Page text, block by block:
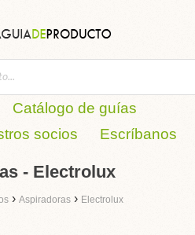
Catálogo de guías
socios Escríbanos
- Electrolux
› Aspiradoras › Electrolux